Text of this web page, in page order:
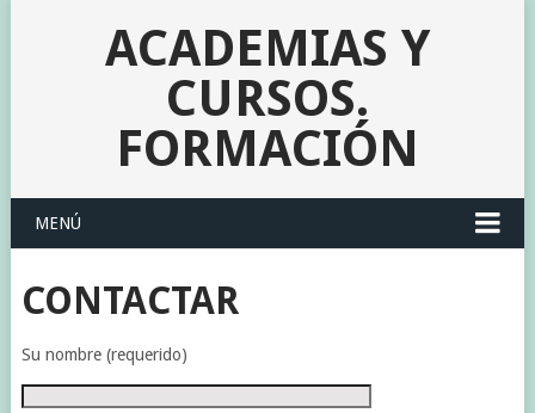
ACADEMIAS Y
CURSOS.
FORMACIÓN
MENÚ
CONTACTAR
Su nombre (requerido)